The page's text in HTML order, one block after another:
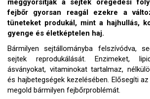
meggyorsítják a sejtek öregedési
fejbőr gyorsan reagál ezekre a
tüneteket produkál, mint a hajhullás,
gyenge és életképtelen haj.
Bármilyen sejtállományba felszívódva,
sejtek reprodukálását. Enzimeket,
ásványokat, vitaminokat tartalmaz,
és hajbetegségek kezelésében. Elősegíti
megold bármilyen fejbőrproblémát.